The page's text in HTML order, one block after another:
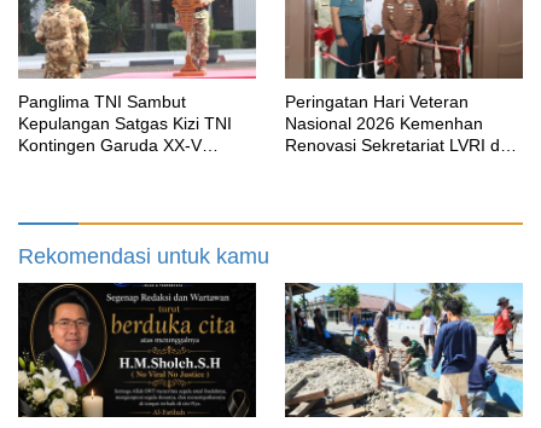
Panglima TNI Sambut
Kepulangan Satgas Kizi TNI
Kontingen Garuda XX-V
Peringatan Hari Veteran
Nasional 2026 Kemenhan
Renovasi Sekretariat LVRI dan
Rekomendasi untuk kamu